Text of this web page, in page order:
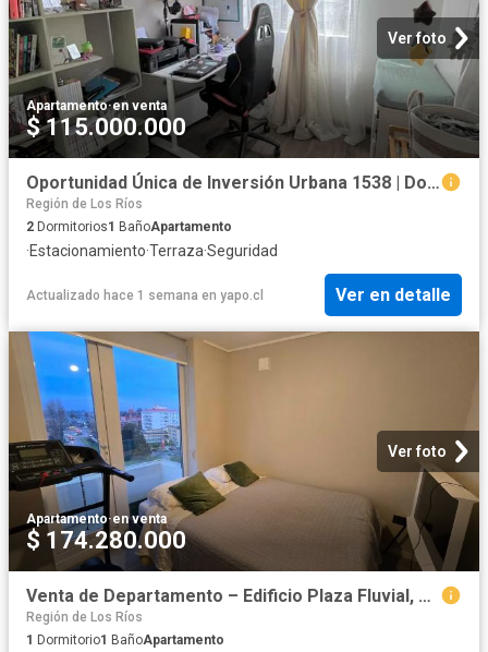
Ver foto
Apartamento·en venta
$ 115.000.000
Oportunidad Única de Inversión Urbana 1538 | Dormitorios por 115000. 00 en Valdivia
Región de Los Ríos
2 Dormitorios1 BañoApartamento
·Estacionamiento·Terraza·Seguridad
Actualizado hace 1 semana en yapo.cl Ver en detalle
Ver foto
Apartamento·en venta
$ 174.280.000
Venta de Departamento – Edificio Plaza Fluvial, Valdivia | 1 Dormitorios por 4500.00 en Valdivia
Región de Los Ríos
1 Dormitorio1 BañoApartamento